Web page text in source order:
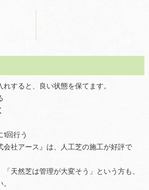
すると、良い状態を保てます。
回行う
社アース』は、人工芝の施工が好評で
「天然芝は管理が大変そう」という方も、